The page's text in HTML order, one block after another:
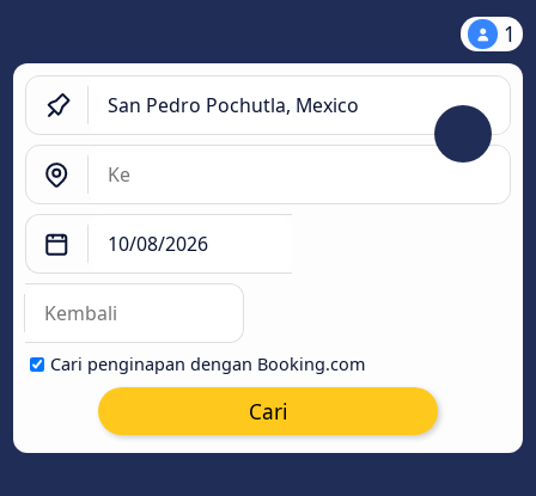
1
Cari penginapan dengan Booking.com
Cari